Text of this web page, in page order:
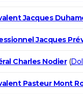
Jacques
Jacques
Charles Nodier(
Pasteur Mont